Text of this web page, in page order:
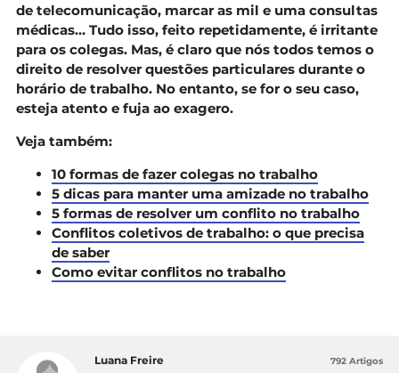
de telecomunicação, marcar as mil e uma consultas
médicas… Tudo isso, feito repetidamente, é irritante
para os colegas. Mas, é claro que nós todos temos o
direito de resolver questões particulares durante o
horário de trabalho. No entanto, se for o seu caso,
esteja atento e fuja ao exagero.
Veja também:
10 formas de fazer colegas no trabalho
5 dicas para manter uma amizade no trabalho
5 formas de resolver um conflito no trabalho
Conflitos coletivos de trabalho: o que precisa
de saber
Como evitar conflitos no trabalho
Luana Freire 792 Artigos